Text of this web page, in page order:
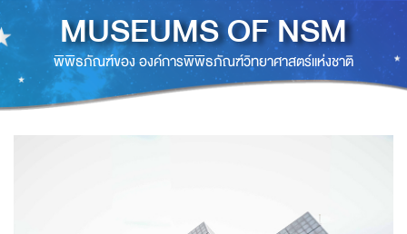
MUSEUMS OF NSM
พิพิธภัณฑ์ของ องค์การพิพิธภัณฑ์วิทยาศาสตร์แห่งชาติ